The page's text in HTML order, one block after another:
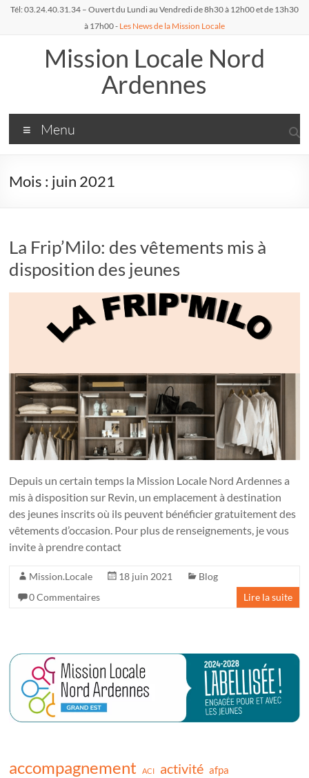
AllerTél: 03.24.40.31.34 – Ouvert du Lundi au Vendredi de 8h30 à 12h00 et de 13h30
à 17h00 - Les News de la Mission Locale
Mission Locale Nord
Ardennes
Menu
Mois : juin 2021
La Frip’Milo: des vêtements mis à
disposition des jeunes
Depuis un certain temps la Mission Locale Nord Ardennes a
mis à disposition sur Revin, un emplacement à destination
des jeunes inscrits où ils peuvent bénéficier gratuitement des
vêtements d’occasion. Pour plus de renseignements, je vous
invite à prendre contact
Mission.Locale 18 juin 2021
Blog
0 Commentaires
Lire la suite
accompagnement ACI activité afpa